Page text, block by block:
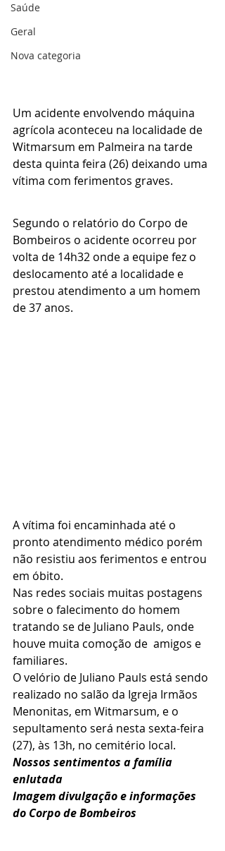
Saúde
Geral
Nova categoria
Um acidente envolvendo máquina
agrícola aconteceu na localidade de
Witmarsum em Palmeira na tarde
desta quinta feira (26) deixando uma
vítima com ferimentos graves.
Segundo o relatório do Corpo de
Bombeiros o acidente ocorreu por
volta de 14h32 onde a equipe fez o
deslocamento até a localidade e
prestou atendimento a um homem
de 37 anos.
A vítima foi encaminhada até o
pronto atendimento médico porém
não resistiu aos ferimentos e entrou
em óbito.
Nas redes sociais muitas postagens
sobre o falecimento do homem
tratando se de Juliano Pauls, onde
houve muita comoção de  amigos e
familiares.
O velório de Juliano Pauls está sendo
realizado no salão da Igreja Irmãos
Menonitas, em Witmarsum, e o
sepultamento será nesta sexta-feira
(27), às 13h, no cemitério local.
Nossos sentimentos a família
enlutada
Imagem divulgação e informações
do Corpo de Bombeiros